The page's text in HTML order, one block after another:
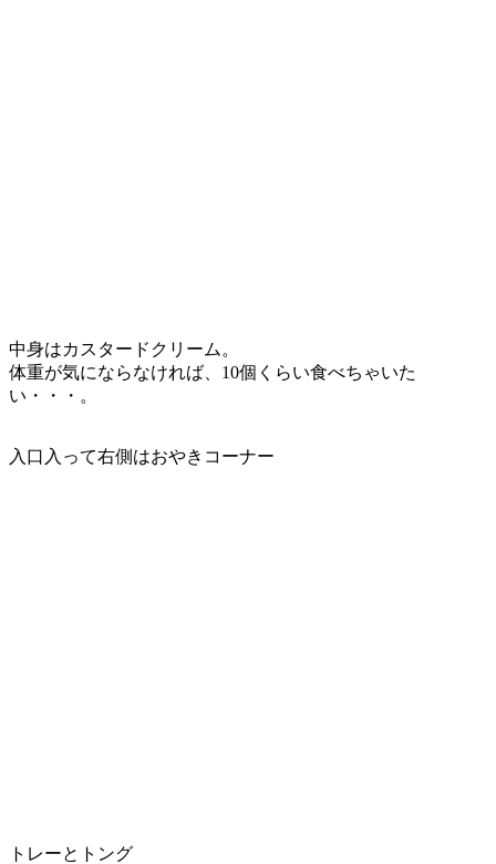
中身はカスタードクリーム。
体重が気にならなければ、10個くらい食べちゃいた
い・・・。
入口入って右側はおやきコーナー
トレーとトング